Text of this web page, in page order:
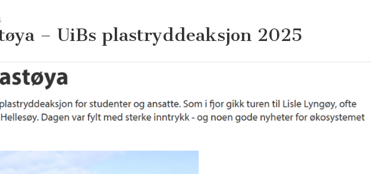
– UiBs plastryddeaksjon 2025